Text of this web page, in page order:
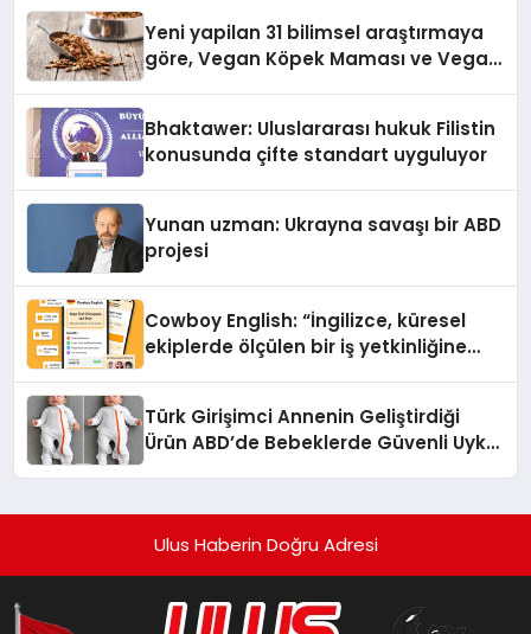
Yeni yapilan 31 bilimsel araştırmaya
göre, Vegan Köpek Maması ve Vegan
Bhaktawer: Uluslararası hukuk Filistin
konusunda çifte standart uyguluyor
Yunan uzman: Ukrayna savaşı bir ABD
projesi
Cowboy English: “İngilizce, küresel
ekiplerde ölçülen bir iş yetkinliğine
Türk Girişimci Annenin Geliştirdiği
Ürün ABD’de Bebeklerde Güvenli Uyku
Ulus Haberin Doğru Adresi